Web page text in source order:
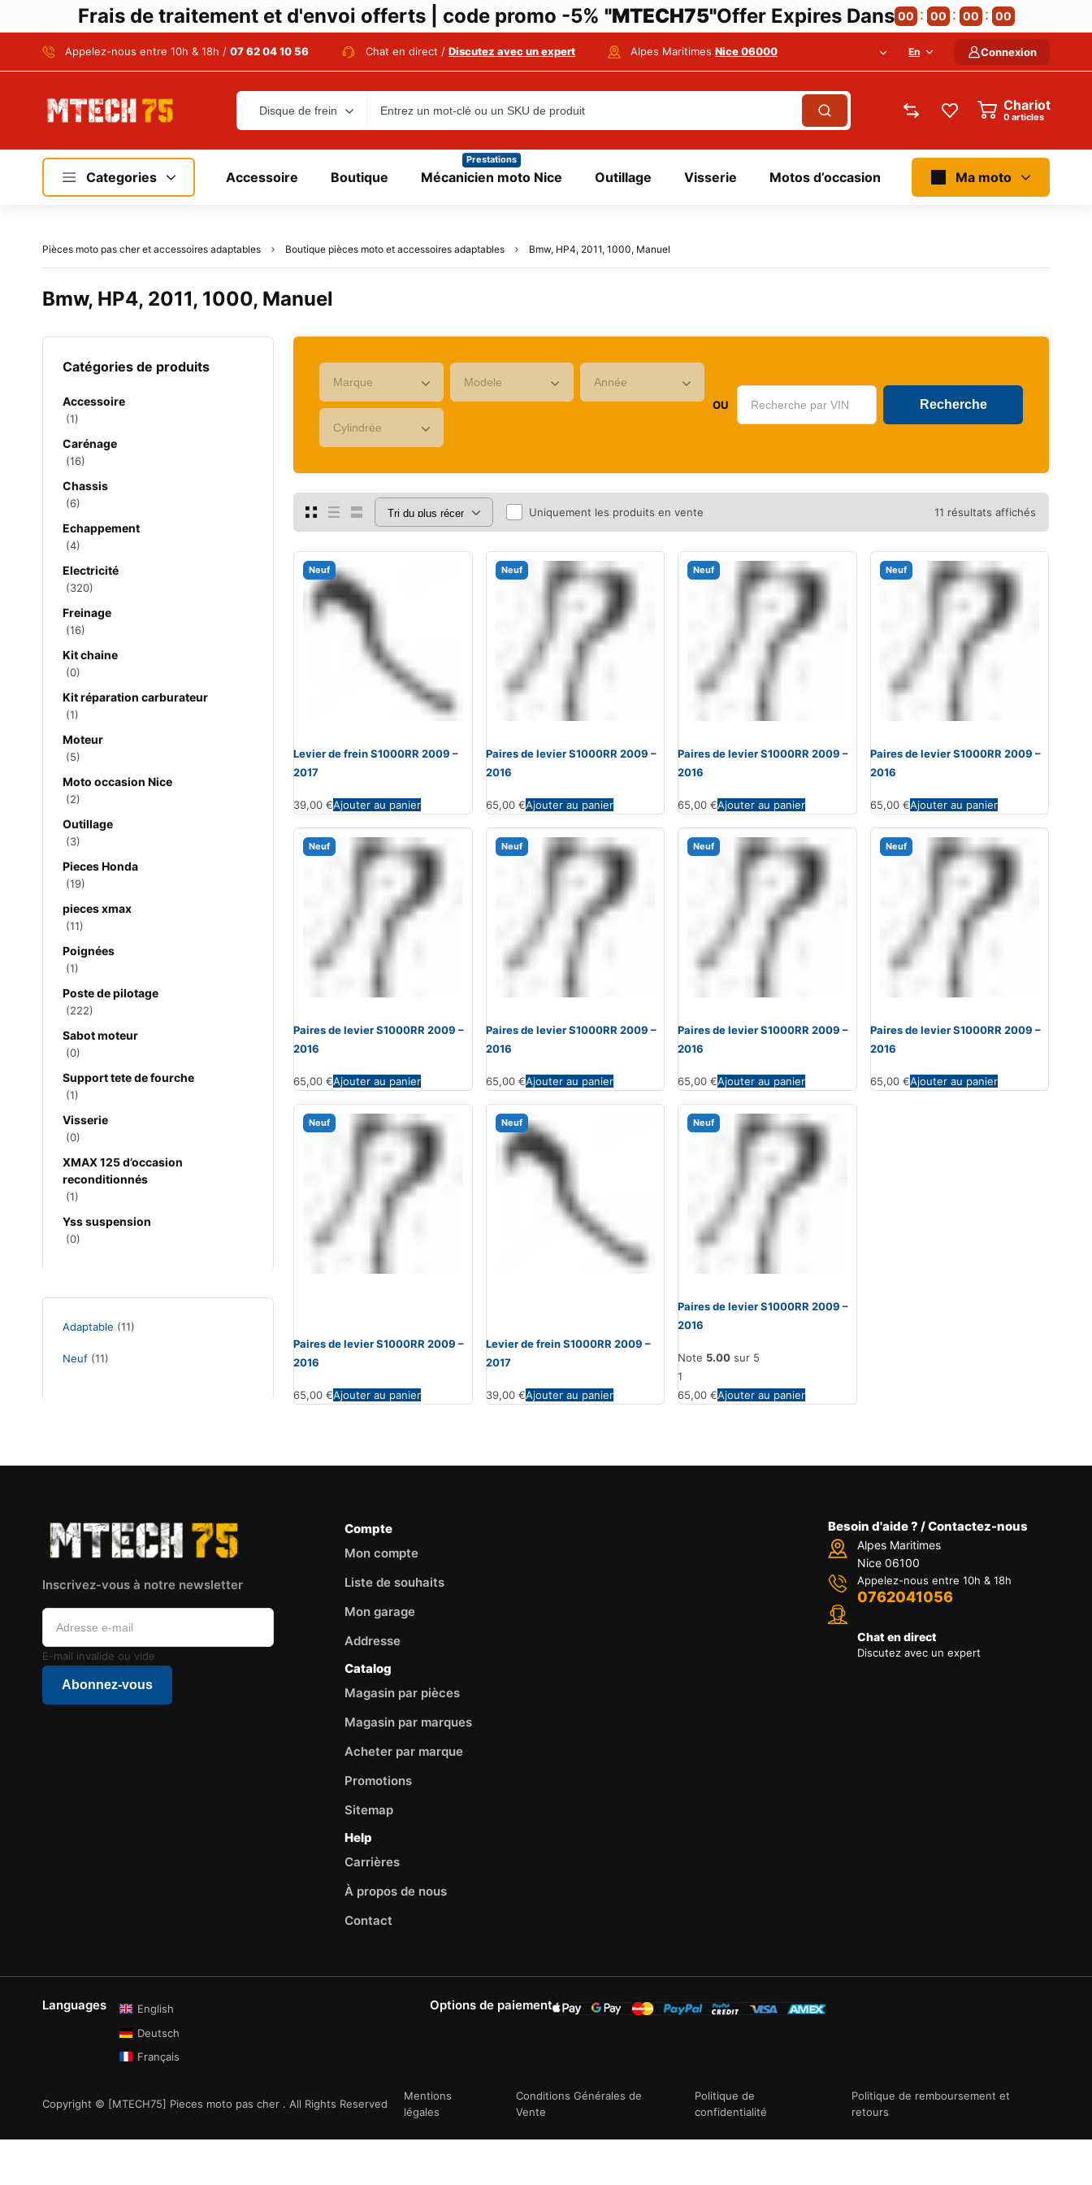
Frais de traitement et d'envoi offerts | code promo -5% "MTECH75"Offer Expires Dans 00 00 00 00
Appelez-nous entre 10h & 18h / 07 62 04 10 56 Chat en direct / Discutez avec un expert Alpes Maritimes Nice 06000 En Connexion
Chariot
articles
Categories Accessoire Boutique Mécanicien moto Nice
Prestations
Outillage Visserie Motos d’occasion Ma moto
Pièces moto pas cher et accessoires adaptables Boutique pièces moto et accessoires adaptables Bmw, HP4, 2011, 1000, Manuel
Bmw, HP4, 2011, 1000, Manuel
Catégories de produits
Accessoire
(1)
Carénage
(16)
Chassis
(6)
Echappement
(4)
Electricité
(320)
Freinage
(16)
Kit chaine
(0)
Kit réparation carburateur
(1)
Moteur
(5)
Moto occasion Nice
(2)
Outillage
(3)
Pieces Honda
(19)
pieces xmax
(11)
Poignées
(1)
Poste de pilotage
(222)
Sabot moteur
(0)
Support tete de fourche
(1)
Visserie
(0)
XMAX 125 d’occasion
reconditionnés
(1)
Yss suspension
(0)
Adaptable (11)
Neuf (11)
OU
Uniquement les produits en vente 11 résultats affichés
Neuf
Levier de frein S1000RR 2009 –
2017
39,00€Ajouter au panier
Neuf
Paires de levier S1000RR 2009 –
2016
65,00 €Ajouter au panier
Neuf
Paires de levier S1000RR 2009 –
2016
65,00€Ajouter au panier
Neuf
Paires de levier S1000RR 2009 –
2016
65,00 €Ajouter au panier
Neuf
Paires de levier S1000RR 2009 –
2016
65,00€Ajouter au panier
Neuf
Paires de levier S1000RR 2009 –
2016
65,00 €Ajouter au panier
Neuf
Paires de levier S1000RR 2009 –
2016
65,00€Ajouter au panier
Neuf
Paires de levier S1000RR 2009 –
2016
65,00 €Ajouter au panier
Neuf
Paires de levier S1000RR 2009 –
2016
65,00€Ajouter au panier
Neuf
Levier de frein S1000RR 2009 –
2017
39,00 €Ajouter au panier
Neuf
Paires de levier S1000RR 2009 –
2016
Note 5.00 sur 5
1
65,00€Ajouter au panier
Inscrivez-vous à notre newsletter
E-mail invalide ou vide
Abonnez-vous
Compte
Mon compte
Liste de souhaits
Mon garage
Addresse
Catalog
Magasin par pièces
Magasin par marques
Acheter par marque
Promotions
Sitemap
Help
Carrières
À propos de nous
Contact
Besoin d'aide ? / Contactez-nous
Alpes Maritimes
Nice 06100
Appelez-nous entre 10h & 18h
0762041056
Chat en direct
Discutez avec un expert
Languages
English
Deutsch
Français
Options de paiement
Copyright © [MTECH75] Pieces moto pas cher . All Rights Reserved
Mentions
légales
Conditions Générales de
Vente
Politique de
confidentialité
Politique de remboursement et
retours